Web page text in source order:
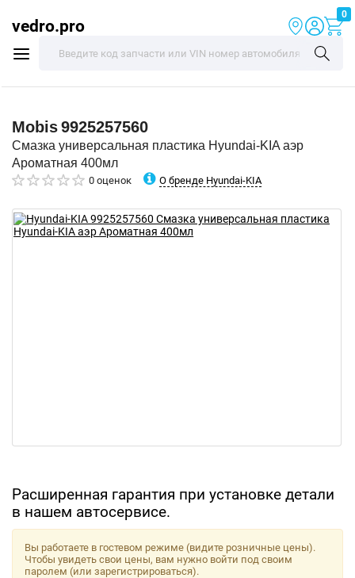
vedro.pro
0
Mobis9925257560
Смазка универсальная пластика Hyundai-KIA аэр
Ароматная 400мл
0 оценок О бренде Hyundai-KIA
Расширенная гарантия при установке детали
в нашем автосервисе.
Вы работаете в гостевом режиме (видите розничные цены).
Чтобы увидеть свои цены, вам нужно войти под своим
паролем (или зарегистрироваться).